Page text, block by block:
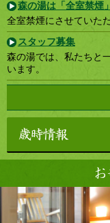
森の湯は「全室禁煙
全室禁煙にさせていた
スタッフ募集
森の湯では、私たちと
います。